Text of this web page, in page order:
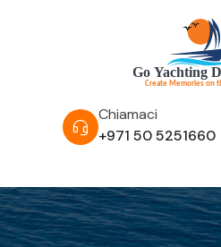
Chiamaci
+971 50 5251660